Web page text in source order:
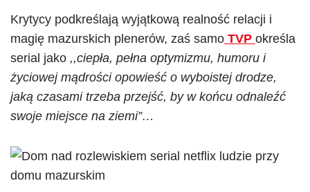
Krytycy podkreślają wyjątkową realność relacji i
magię mazurskich plenerów, zaś samo TVP określa
serial jako ,,ciepła, pełna optymizmu, humoru i
życiowej mądrości opowieść o wyboistej drodze,
jaką czasami trzeba przejść, by w końcu odnaleźć
swoje miejsce na ziemi”…